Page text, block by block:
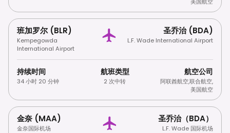
班加罗尔 (BLR)
Kempegowda
International Airport
圣乔治 (BDA)
L.F. Wade International Airport
持续时间
34 小时 20 分钟
航班类型
2 次中转
航空公司
阿联酋航空,联合航空,
美国航空
金奈 (MAA)
金奈国际机场
圣乔治（BDA）
L.F. Wade 国际机场